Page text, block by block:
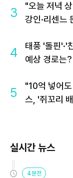
3
"오늘 저녁
강인·리센느
4
태풍 '돌핀'·'
예상 경로는?
5
"10억 넣어
스, '쥐꼬리
실시간 뉴스
4분전